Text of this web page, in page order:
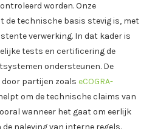
worden. Onze
de technische basis stevig is, met
verwerking. In dat kader is
tests en certificering de
ondersteunen. De
door partijen zoals eCOGRA-
om de technische claims van
wanneer het gaat om eerlijk
naleving van interne regels.